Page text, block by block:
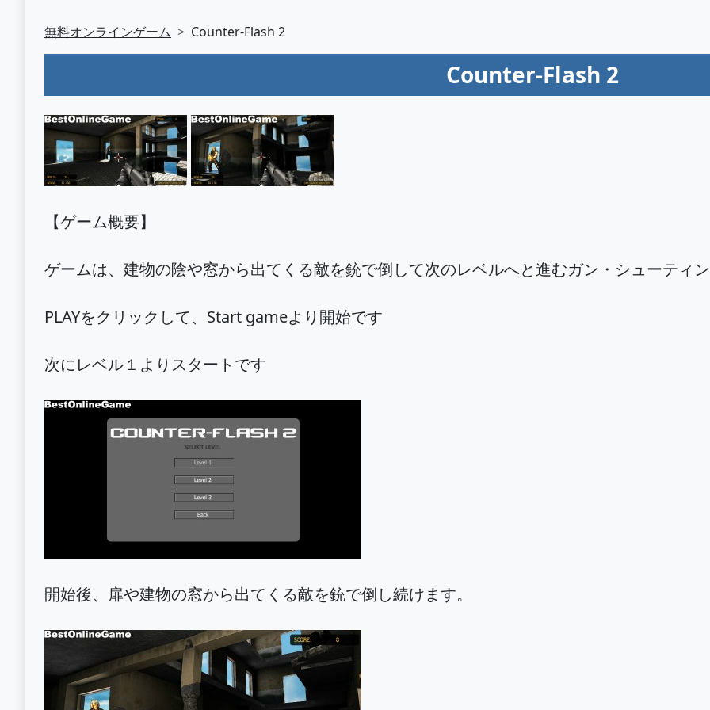
無料オンラインゲーム Counter-Flash 2
Counter-Flash 2
【ゲーム概要】
ゲームは、建物の陰や窓から出てくる敵を銃で倒して次のレベルへと進むガン・シューティン
PLAYをクリックして、Start gameより開始です
次にレベル１よりスタートです
開始後、扉や建物の窓から出てくる敵を銃で倒し続けます。